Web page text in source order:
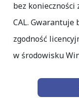
bez
CAL. Gwarantuje
zgodność
w środowisku